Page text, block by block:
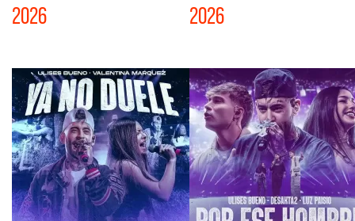
2026 2026